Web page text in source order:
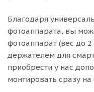
Благодаря
фотоаппарата, вы
фотоаппарат (вес до
держателем для
приобрести у нас
монтировать сразу